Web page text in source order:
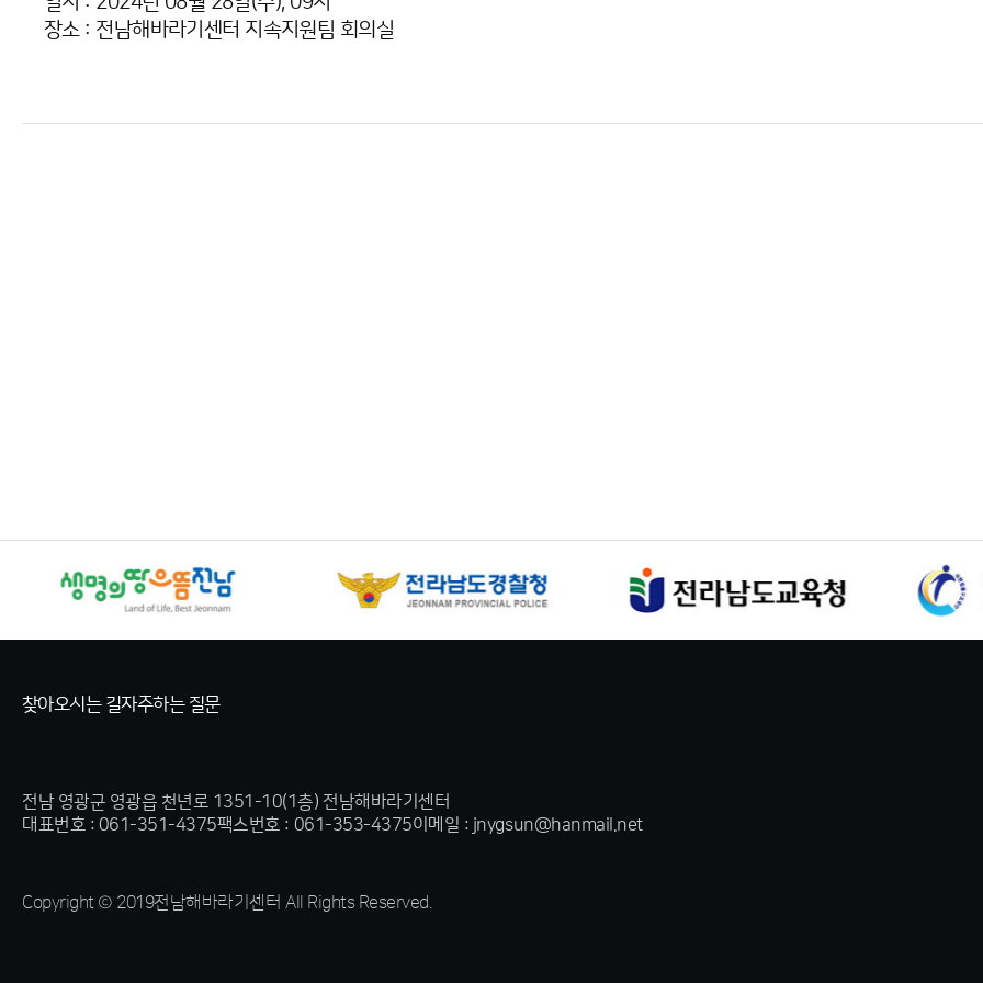
장소 : 전남해바라기센터 지속지원팀 회의실
찾아오시는 길자주하는 질문
전남 영광군 영광읍 천년로 1351-10(1층) 전남해바라기센터
대표번호 : 061-351-4375팩스번호 : 061-353-4375이메일 : jnygsun@hanmail.net
Copyright © 2019전남해바라기센터 All Rights Reserved.